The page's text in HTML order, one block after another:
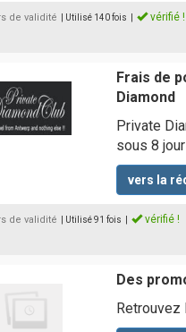
de validité | Utilisé 140 fois vérifié !
Frais de
Diamond
Private
sous 8
vers la
de validité | Utilisé 91 fois vérifié !
Des
Retrouvez